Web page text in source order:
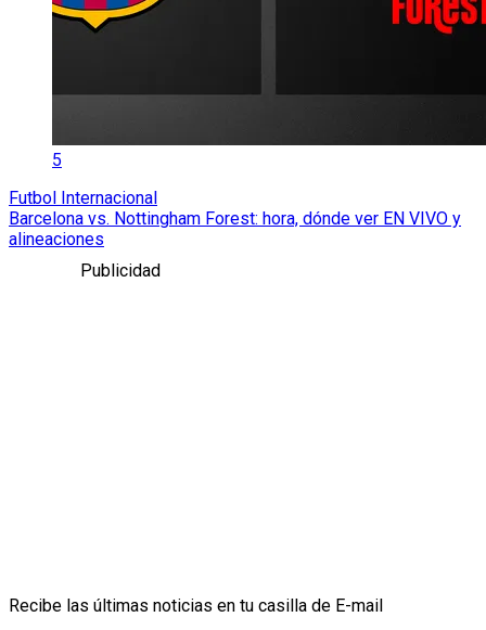
5
Futbol Internacional
Barcelona vs. Nottingham Forest: hora, dónde ver EN VIVO y
alineaciones
Publicidad
Recibe las últimas noticias en tu casilla de E-mail